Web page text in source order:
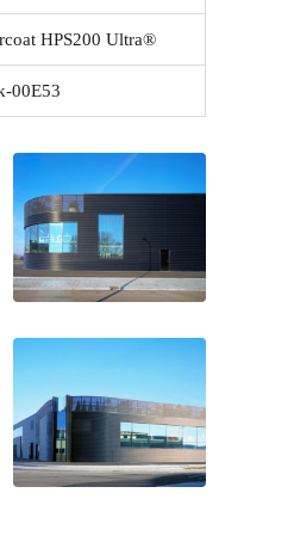
HPS200 Ultra®
00E53